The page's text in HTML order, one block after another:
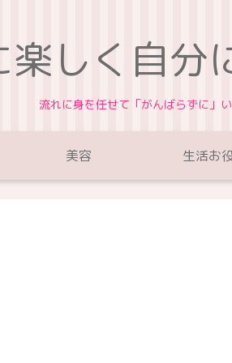
楽しく自分
流れに身を任せて「がんばらずに」
美容 生活お